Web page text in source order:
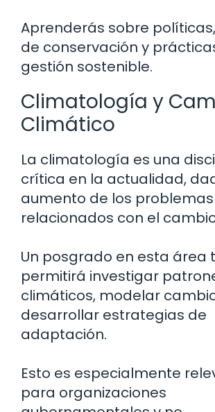
Aprenderás sobre
de conservación y
gestión sostenible.
Climatología y
Climático
La climatología es una
crítica en la actualidad,
aumento de los problemas
relacionados con el
Un posgrado en esta área
permitirá investigar
climáticos, modelar
desarrollar estrategias de
adaptación.
Esto es especialmente
para organizaciones